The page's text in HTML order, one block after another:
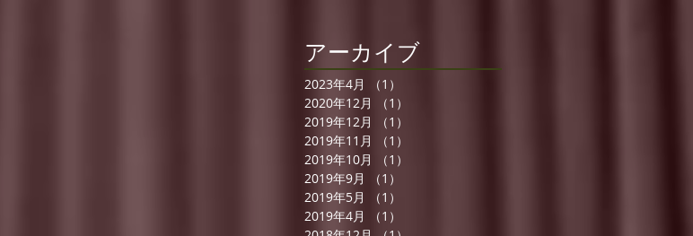
アーカイブ
2023年4月 （1）
2020年12月
（1）
2019年12月
（1）
2019年11月
（1）
2019年10月
（1）
2019年9月
（1）
2019年5月
（1）
2019年4月
（1）